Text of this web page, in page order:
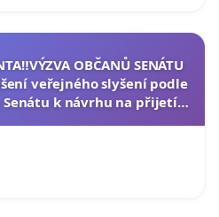
OBČANŮ SENÁTU
veřejného slyšení podle
Senátu k návrhu na přijetí